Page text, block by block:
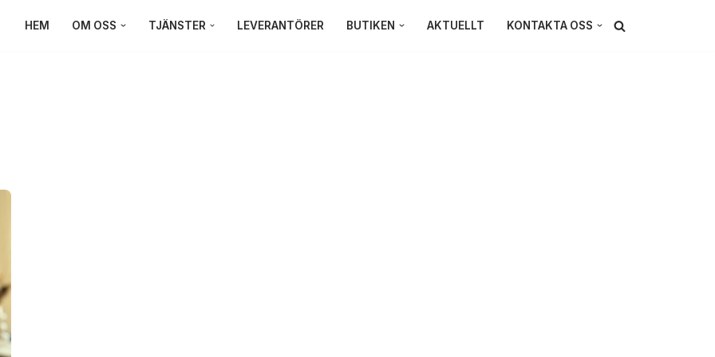
HEM OM OSS TJÄNSTER LEVERANTÖRER BUTIKEN AKTUELLT KONTAKTA OSS